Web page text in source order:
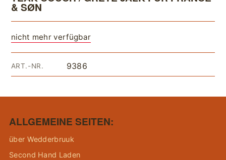
& SØN
nicht mehr verfügbar
ART.-NR. 9386
ALLGEMEINE SEITEN:
über Wedderbruuk
Second Hand Laden